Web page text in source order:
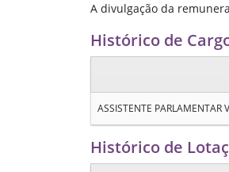
A divulgação da
Histórico de
ASSISTENTE PARLAMENTAR
Histórico de